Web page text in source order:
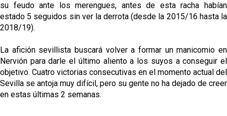
su feudo ante los merengues, antes de esta racha habían
estado 5 seguidos sin ver la derrota (desde la 2015/16 hasta la
2018/19).
La afición sevillista buscará volver a formar un manicomio en
Nervión para darle el último aliento a los suyos a conseguir el
objetivo. Cuatro victorias consecutivas en el momento actual del
Sevilla se antoja muy difícil, pero su gente no ha dejado de creer
en estas últimas 2 semanas.